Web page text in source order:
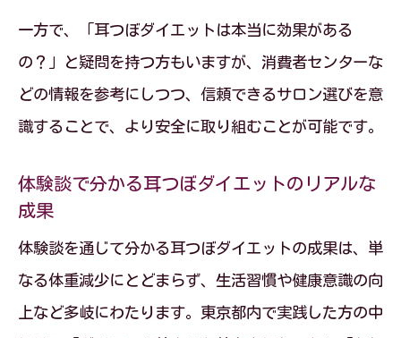
一方で、「耳つぼダイエットは本当に効果がある
の？」と疑問を持つ方もいますが、消費者センターな
どの情報を参考にしつつ、信頼できるサロン選びを意
識することで、より安全に取り組むことが可能です。
体験談で分かる耳つぼダイエットのリアルな
成果
体験談を通じて分かる耳つぼダイエットの成果は、単
なる体重減少にとどまらず、生活習慣や健康意識の向
上など多岐にわたります。東京都内で実践した方の中